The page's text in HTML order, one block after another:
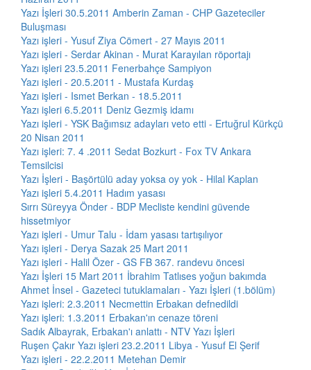
Yazı İşleri 30.5.2011 Amberin Zaman - CHP Gazeteciler
Buluşması
Yazı işleri - Yusuf Ziya Cömert - 27 Mayıs 2011
Yazı işleri - Serdar Akinan - Murat Karayılan röportajı
Yazı işleri 23.5.2011 Fenerbahçe Sampiyon
Yazı işleri - 20.5.2011 - Mustafa Kurdaş
Yazı işleri - Ismet Berkan - 18.5.2011
Yazı işleri 6.5.2011 Deniz Gezmiş idamı
Yazı işleri - YSK Bağımsız adayları veto etti - Ertuğrul Kürkçü
20 Nisan 2011
Yazı işleri: 7. 4 .2011 Sedat Bozkurt - Fox TV Ankara
Temsilcisi
Yazı İşleri - Başörtülü aday yoksa oy yok - Hilal Kaplan
Yazı işleri 5.4.2011 Hadım yasası
Sırrı Süreyya Önder - BDP Mecliste kendini güvende
hissetmiyor
Yazı işleri - Umur Talu - İdam yasası tartışılıyor
Yazı işleri - Derya Sazak 25 Mart 2011
Yazı işleri - Halil Özer - GS FB 367. randevu öncesi
Yazı İşleri 15 Mart 2011 İbrahim Tatlıses yoğun bakımda
Ahmet İnsel - Gazeteci tutuklamaları - Yazı İşleri (1.bölüm)
Yazı işleri: 2.3.2011 Necmettin Erbakan defnedildi
Yazı işleri: 1.3.2011 Erbakan'ın cenaze töreni
Sadık Albayrak, Erbakan'ı anlattı - NTV Yazı İşleri
Ruşen Çakır Yazı işleri 23.2.2011 Libya - Yusuf El Şerif
Yazı işleri - 22.2.2011 Metehan Demir